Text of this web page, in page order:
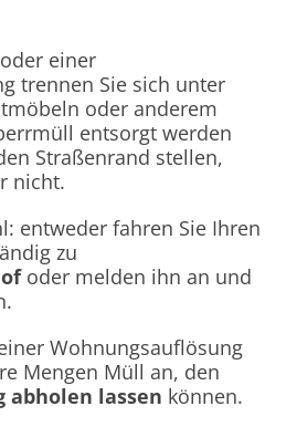
einer
trennen Sie sich unter
oder anderem
entsorgt werden
Straßenrand stellen,
nicht.
entweder fahren Sie Ihren
zu
oder melden ihn an und
Wohnungsauflösung
Mengen Müll an, den
abholen lassen können.